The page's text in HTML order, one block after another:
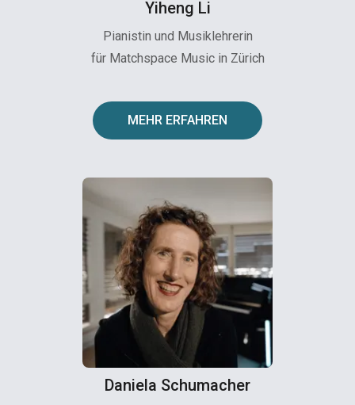
Yiheng Li
Pianistin und Musiklehrerin
für Matchspace Music in Zürich
MEHR ERFAHREN
Daniela Schumacher